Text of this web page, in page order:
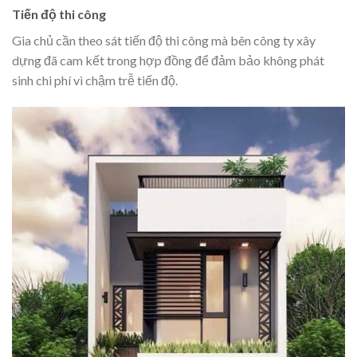
Tiến độ thi công
Gia chủ cần theo sát tiến độ thi công mà bên công ty xây
dựng đã cam kết trong hợp đồng để đảm bảo không phát
sinh chi phí vì chậm trễ tiến độ.